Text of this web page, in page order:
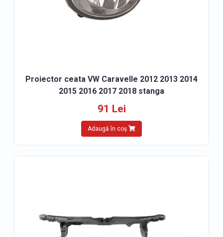
Proiector ceata VW Caravelle 2012 2013 2014
2015 2016 2017 2018 stanga
91 Lei
Adaugă în coș